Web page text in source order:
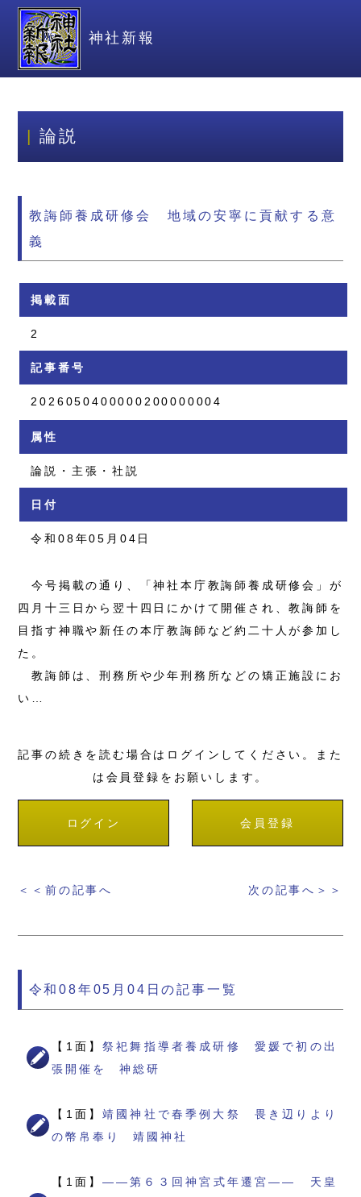
神社新報
論説
教誨師養成研修会 地域の安寧に貢献する意
義
掲載面
2
記事番号
2026050400000200000004
属性
論説・主張・社説
日付
令和08年05月04日
今号掲載の通り、「神社本庁教誨師養成研修会」が
四月十三日から翌十四日にかけて開催され、教誨師を
目指す神職や新任の本庁教誨師など約二十人が参加し
た。
教誨師は、刑務所や少年刑務所などの矯正施設にお
い…
記事の続きを読む場合はログインしてください。また
は会員登録をお願いします。
ログイン 会員登録
＜＜前の記事へ 次の記事へ＞＞
令和08年05月04日の記事一覧
【1面】祭祀舞指導者養成研修 愛媛で初の出
張開催を 神総研
【1面】靖國神社で春季例大祭 畏き辺りより
の幣帛奉り 靖國神社
【1面】――第６３回神宮式年遷宮―― 天皇